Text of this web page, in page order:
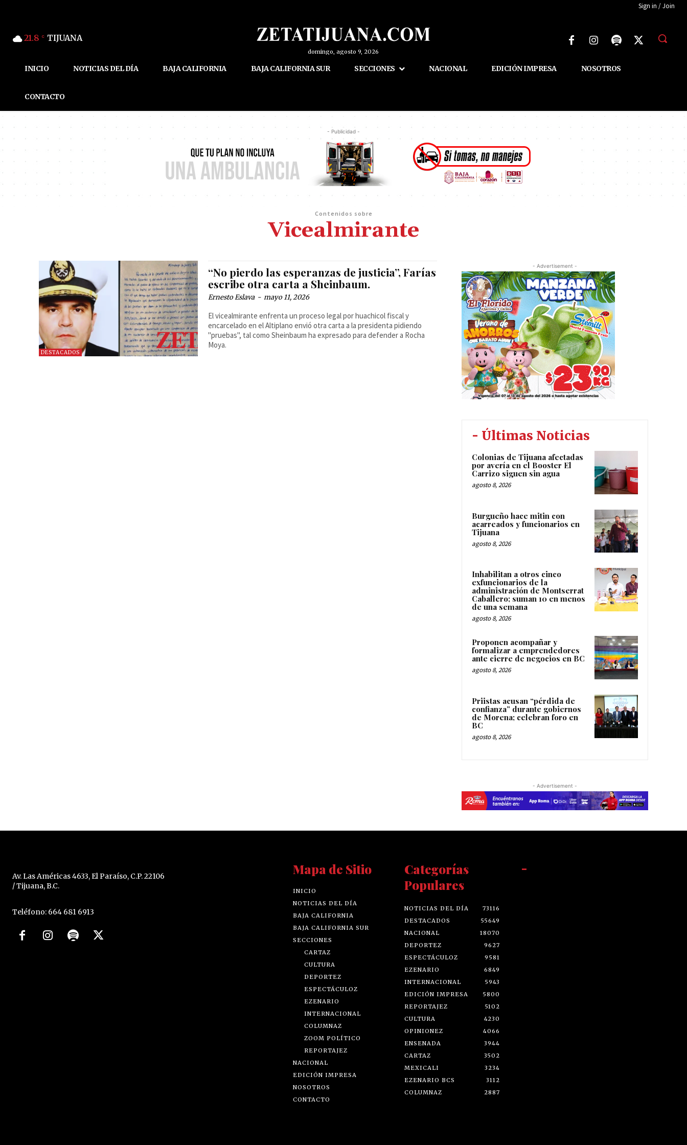
Sign in / Join
21.8 C TIJUANA
domingo, agosto 9, 2026
INICIO NOTICIAS DEL DÍA BAJA CALIFORNIA BAJA CALIFORNIA SUR SECCIONES NACIONAL EDICIÓN IMPRESA NOSOTROS
CONTACTO
- Publicidad -
Contenidos sobre
Vicealmirante
DESTACADOS
“No pierdo las esperanzas de justicia”, Farías
escribe otra carta a Sheinbaum.
Ernesto Eslava - mayo 11, 2026
El vicealmirante enfrenta un proceso legal por huachicol fiscal y
encarcelado en el Altiplano envió otra carta a la presidenta pidiendo
"pruebas", tal como Sheinbaum ha expresado para defender a Rocha
Moya.
- Advertisement -
- Últimas Noticias
Colonias de Tijuana afectadas
por avería en el Booster El
Carrizo siguen sin agua
agosto 8, 2026
Burgueño hace mitin con
acarreados y funcionarios en
Tijuana
agosto 8, 2026
Inhabilitan a otros cinco
exfuncionarios de la
administración de Montserrat
Caballero; suman 10 en menos
de una semana
agosto 8, 2026
Proponen acompañar y
formalizar a emprendedores
ante cierre de negocios en BC
agosto 8, 2026
Priistas acusan “pérdida de
confianza” durante gobiernos
de Morena; celebran foro en
BC
agosto 8, 2026
- Advertisement -
Av. Las Américas 4633, El Paraíso, C.P. 22106
/ Tijuana, B.C.
Teléfono: 664 681 6913
Mapa de Sitio
INICIO
NOTICIAS DEL DÍA
BAJA CALIFORNIA
BAJA CALIFORNIA SUR
SECCIONES
CARTAZ
CULTURA
DEPORTEZ
ESPECTÁCULOZ
EZENARIO
INTERNACIONAL
COLUMNAZ
ZOOM POLÍTICO
REPORTAJEZ
NACIONAL
EDICIÓN IMPRESA
NOSOTROS
CONTACTO
Categorías
Populares
NOTICIAS DEL DÍA
73116
DESTACADOS
55649
NACIONAL
18070
DEPORTEZ
9627
ESPECTÁCULOZ
9581
EZENARIO
6849
INTERNACIONAL
5943
EDICIÓN IMPRESA
5800
REPORTAJEZ
5102
CULTURA
4230
OPINIONEZ
4066
ENSENADA
3944
CARTAZ
3502
MEXICALI
3234
EZENARIO BCS
3112
COLUMNAZ
2887
-